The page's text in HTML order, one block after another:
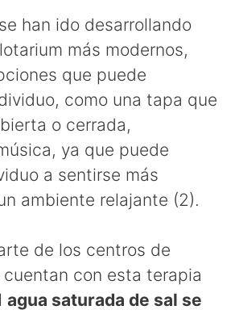
han ido desarrollando
más modernos,
que puede
como una tapa que
o cerrada,
ya que puede
a sentirse más
ambiente relajante (2).
de los centros de
con esta terapia
agua saturada de sal se